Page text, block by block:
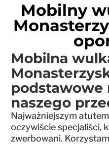
Mobilny
Mobilna
podstawowe
naszego
Najważniejszym
oczywiście specjaliści,
zwerbowani.